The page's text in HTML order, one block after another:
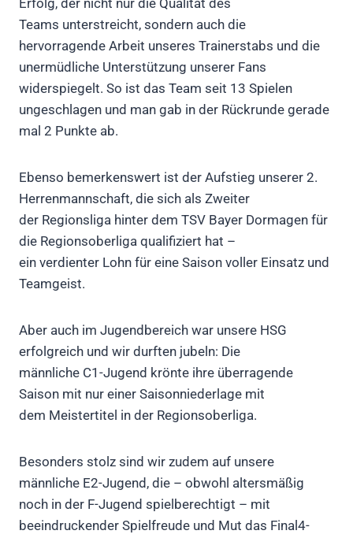
Erfolg, der nicht nur die Qualität des
Teams unterstreicht, sondern auch die
hervorragende Arbeit unseres Trainerstabs und die
unermüdliche Unterstützung unserer Fans
widerspiegelt. So ist das Team seit 13 Spielen
ungeschlagen und man gab in der Rückrunde gerade
mal 2 Punkte ab.
Ebenso bemerkenswert ist der Aufstieg unserer 2.
Herrenmannschaft, die sich als Zweiter
der Regionsliga hinter dem TSV Bayer Dormagen für
die Regionsoberliga qualifiziert hat –
ein verdienter Lohn für eine Saison voller Einsatz und
Teamgeist.
Aber auch im Jugendbereich war unsere HSG
erfolgreich und wir durften jubeln: Die
männliche C1-Jugend krönte ihre überragende
Saison mit nur einer Saisonniederlage mit
dem Meistertitel in der Regionsoberliga.
Besonders stolz sind wir zudem auf unsere
männliche E2-Jugend, die – obwohl altersmäßig
noch in der F-Jugend spielberechtigt – mit
beeindruckender Spielfreude und Mut das Final4-